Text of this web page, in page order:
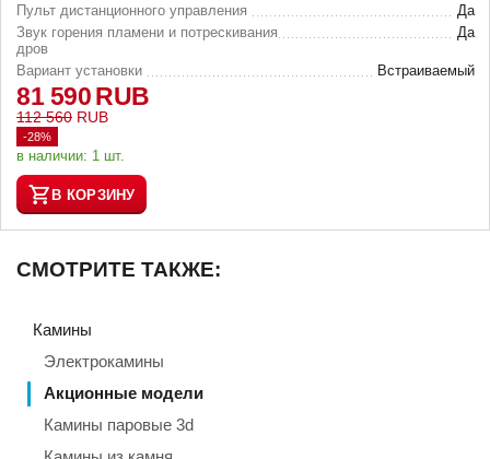
Пульт дистанционного управления
Да
Звук горения пламени и потрескивания
дров
Да
Вариант установки Встраиваемый
81 590RUB
112 560 RUB
-28%
в наличии: 1 шт.
В КОРЗИНУ
СМОТРИТЕ ТАКЖЕ:
Камины
Электрокамины
Акционные модели
Камины паровые 3d